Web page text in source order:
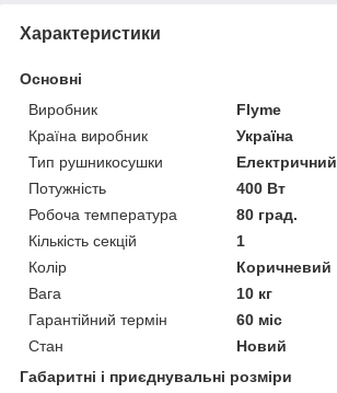
Характеристики
Основні
Виробник
Flyme
Країна виробник
Україна
Тип рушникосушки
Електричний
Потужність
400 Вт
Робоча температура
80 град.
Кількість секцій
1
Колір
Коричневий
Вага
10 кг
Гарантійний термін
60 міс
Стан
Новий
Габаритні і приєднувальні розміри